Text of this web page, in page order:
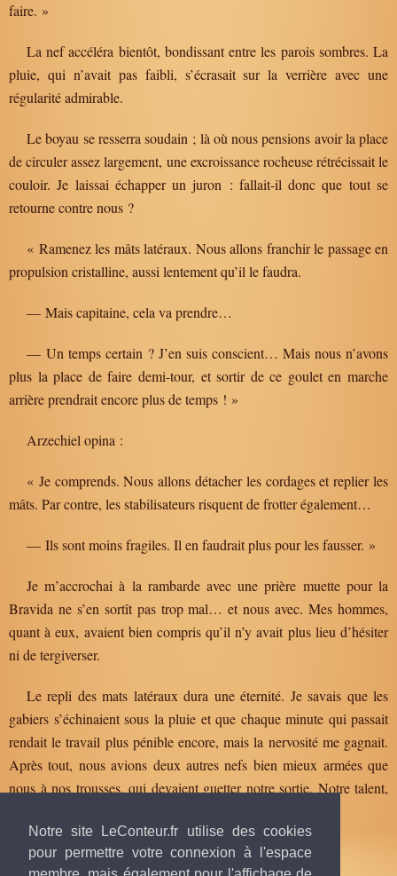
Notre site LeConteur.fr utilise des cookies
pour permettre votre connexion à l'espace
faire. »
La nef accéléra bientôt, bondissant entre les parois sombres. La
pluie, qui n’avait pas faibli, s’écrasait sur la verrière avec une
régularité admirable.
Le boyau se resserra soudain ; là où nous pensions avoir la place
de circuler assez largement, une excroissance rocheuse rétrécissait le
couloir. Je laissai échapper un juron : fallait-il donc que tout se
retourne contre nous ?
« Ramenez les mâts latéraux. Nous allons franchir le passage en
propulsion cristalline, aussi lentement qu’il le faudra.
— Mais capitaine, cela va prendre…
— Un temps certain ? J’en suis conscient… Mais nous n’avons
plus la place de faire demi-tour, et sortir de ce goulet en marche
arrière prendrait encore plus de temps ! »
Arzechiel opina :
« Je comprends. Nous allons détacher les cordages et replier les
mâts. Par contre, les stabilisateurs risquent de frotter également…
— Ils sont moins fragiles. Il en faudrait plus pour les fausser. »
Je m’accrochai à la rambarde avec une prière muette pour la
Bravida ne s’en sortît pas trop mal… et nous avec. Mes hommes,
quant à eux, avaient bien compris qu’il n’y avait plus lieu d’hésiter
ni de tergiverser.
Le repli des mats latéraux dura une éternité. Je savais que les
gabiers s’échinaient sous la pluie et que chaque minute qui passait
rendait le travail plus pénible encore, mais la nervosité me gagnait.
Après tout, nous avions deux autres nefs bien mieux armées que
nous à nos trousses, qui devaient guetter notre sortie. Notre talent,